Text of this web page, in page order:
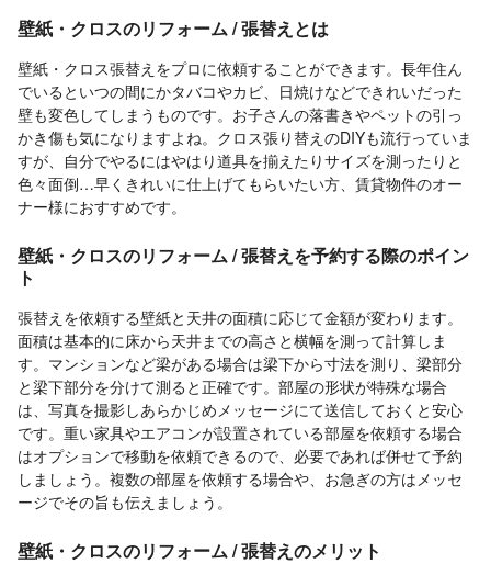
壁紙・クロスのリフォーム / 張替えとは
壁紙・クロス張替えをプロに依頼することができます。長年住ん
でいるといつの間にかタバコやカビ、日焼けなどできれいだった
壁も変色してしまうものです。お子さんの落書きやペットの引っ
かき傷も気になりますよね。クロス張り替えのDIYも流行っていま
すが、自分でやるにはやはり道具を揃えたりサイズを測ったりと
色々面倒…早くきれいに仕上げてもらいたい方、賃貸物件のオー
ナー様におすすめです。
壁紙・クロスのリフォーム / 張替えを予約する際のポイン
ト
張替えを依頼する壁紙と天井の面積に応じて金額が変わります。
面積は基本的に床から天井までの高さと横幅を測って計算しま
す。マンションなど梁がある場合は梁下から寸法を測り、梁部分
と梁下部分を分けて測ると正確です。部屋の形状が特殊な場合
は、写真を撮影しあらかじめメッセージにて送信しておくと安心
です。重い家具やエアコンが設置されている部屋を依頼する場合
はオプションで移動を依頼できるので、必要であれば併せて予約
しましょう。複数の部屋を依頼する場合や、お急ぎの方はメッセ
ージでその旨も伝えましょう。
壁紙・クロスのリフォーム / 張替えのメリット